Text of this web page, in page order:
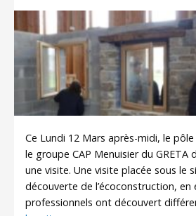
Ce Lundi 12 Mars après-midi, le
le groupe CAP Menuisier du GRETA
une visite. Une visite placée sous le
découverte de l’écoconstruction,
professionnels ont découvert